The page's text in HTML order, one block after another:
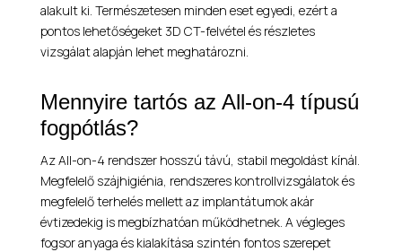
alakult ki. Természetesen minden eset egyedi, ezért a
pontos lehetőségeket 3D CT-felvétel és részletes
vizsgálat alapján lehet meghatározni.
Mennyire tartós az All-on-4 típusú
fogpótlás?
Az All-on-4 rendszer hosszú távú, stabil megoldást kínál.
Megfelelő szájhigiénia, rendszeres kontrollvizsgálatok és
megfelelő terhelés mellett az implantátumok akár
évtizedekig is megbízhatóan működhetnek. A végleges
fogsor anyaga és kialakítása szintén fontos szerepet